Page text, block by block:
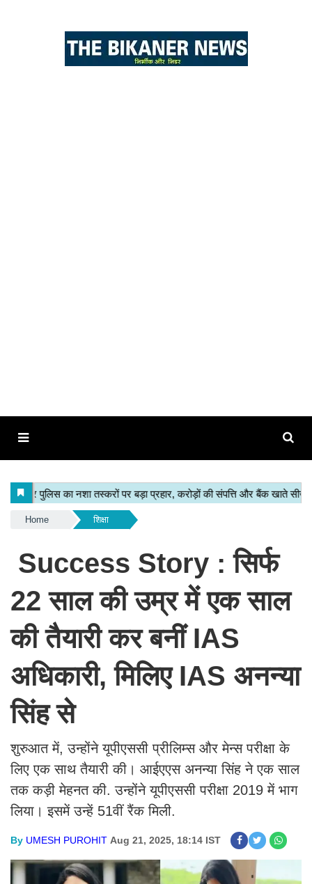
Home शिक्षा
Success Story : सिर्फ
22 साल की उम्र में एक साल
की तैयारी कर बनीं IAS
अधिकारी, मिलिए IAS अनन्या
सिंह से
शुरुआत में, उन्होंने यूपीएससी प्रीलिम्स और मेन्स परीक्षा के
लिए एक साथ तैयारी की। आईएएस अनन्या सिंह ने एक साल
तक कड़ी मेहनत की. उन्होंने यूपीएससी परीक्षा 2019 में भाग
लिया। इसमें उन्हें 51वीं रैंक मिली.
By UMESH PUROHIT Aug 21, 2025, 18:14 IST